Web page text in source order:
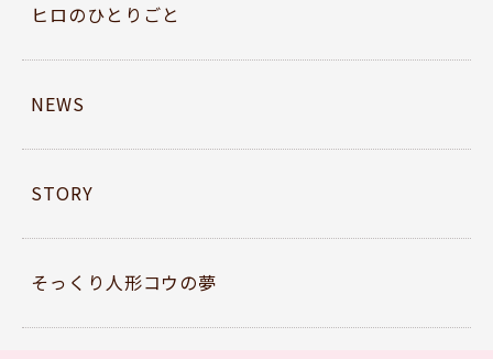
ヒロのひとりごと
NEWS
STORY
そっくり人形コウの夢